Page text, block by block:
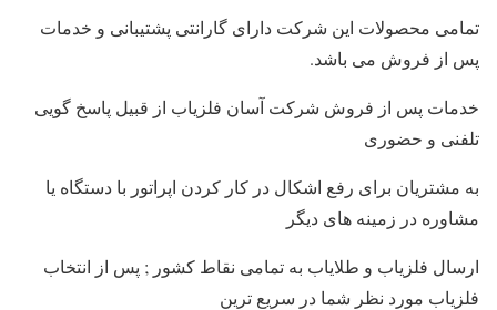
تمامی محصولات این شرکت دارای گارانتی پشتیبانی و خدمات
پس از فروش می باشد.
خدمات پس از فروش شرکت آسان فلزیاب از قبیل پاسخ گویی
تلفنی و حضوری
به مشتریان برای رفع اشکال در کار کردن اپراتور با دستگاه یا
مشاوره در زمینه های دیگر
ارسال فلزیاب و طلایاب به تمامی نقاط کشور ; پس از انتخاب
فلزیاب مورد نظر شما در سریع ترین